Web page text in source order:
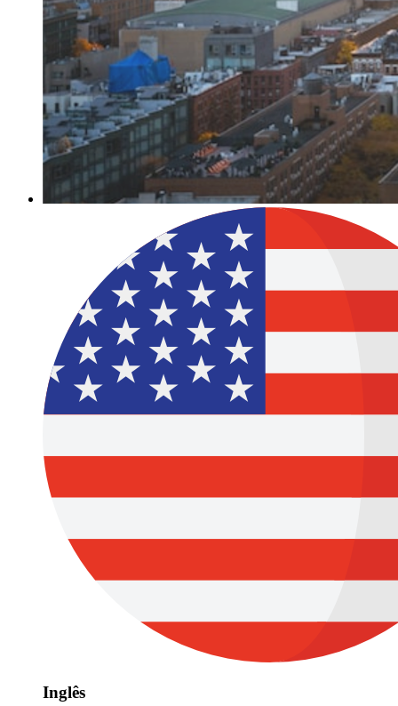
Inglês